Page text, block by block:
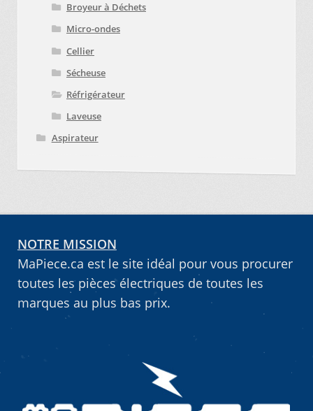
Broyeur à Déchets
Micro-ondes
Cellier
Sécheuse
Réfrigérateur
Laveuse
Aspirateur
NOTRE MISSION
MaPiece.ca est le site idéal pour vous procurer
toutes les pièces électriques de toutes les
marques au plus bas prix.